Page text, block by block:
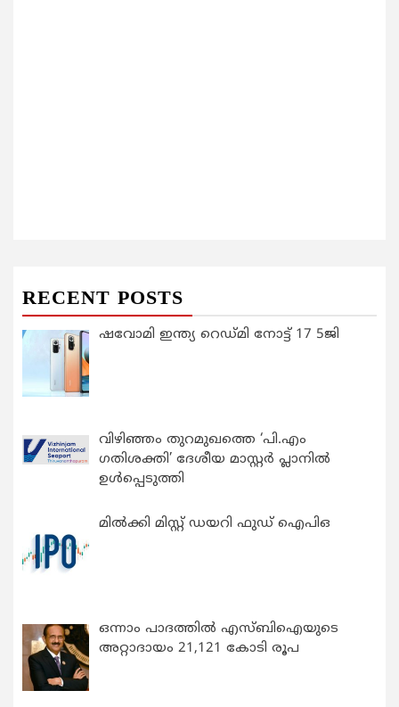
RECENT POSTS
ഷവോമി ഇന്ത്യ റെഡ്മി നോട്ട് 17 5ജി
വിഴിഞ്ഞം തുറമുഖത്തെ ‘പി.എം
ഗതിശക്തി’ ദേശീയ മാസ്റ്റർ പ്ലാനിൽ
ഉൾപ്പെടുത്തി
മിൽക്കി മിസ്റ്റ് ഡയറി ഫുഡ് ഐപിഒ
ഒന്നാം പാദത്തിൽ എസ്ബിഐയുടെ
അറ്റാദായം 21,121 കോടി രൂപ